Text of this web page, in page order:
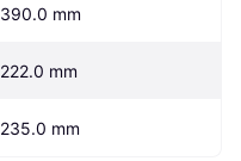
390.0 mm
222.0 mm
235.0 mm